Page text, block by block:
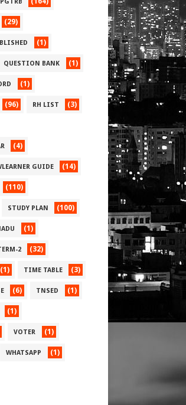
(29)
(1)
QUESTION BANK (1)
(1)
(96) RH LIST (3)
(4)
GUIDE (14)
(110)
STUDY PLAN (100)
(1)
2 (32)
(1) TIME TABLE (3)
(6) TNSED (1)
(1)
VOTER (1)
WHATSAPP (1)